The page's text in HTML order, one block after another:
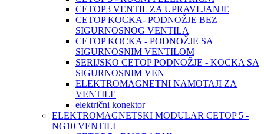
CETOP3 VENTIL ZA UPRAVLJANJE
CETOP KOCKA- PODNOŽJE BEZ
SIGURNOSNOG VENTILA
CETOP KOCKA - PODNOŽJE SA
SIGURNOSNIM VENTILOM
SERIJSKO CETOP PODNOŽJE - KOCKA SA
SIGURNOSNIM VEN
ELEKTROMAGNETNI NAMOTAJI ZA
VENTILE
električni konektor
ELEKTROMAGNETSKI MODULAR CETOP 5 -
NG10 VENTILI